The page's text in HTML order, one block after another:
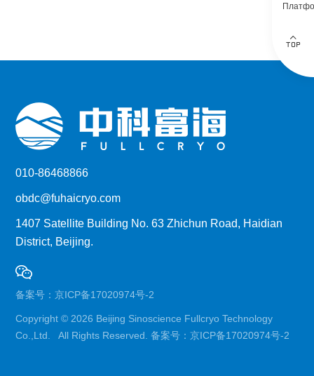
010-86468866
obdc@fuhaicryo.com
1407 Satellite Building No. 63 Zhichun Road, Haidian
District, Beijing.
备案号：京ICP备17020974号-2
Copyright © 2026 Beijing Sinoscience Fullcryo Technology
Co.,Ltd. All Rights Reserved. 备案号：京ICP备17020974号-2